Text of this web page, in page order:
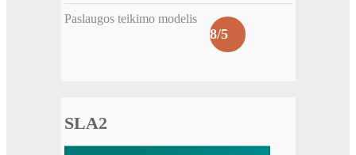
Paslaugos teikimo modelis
8/5
SLA2